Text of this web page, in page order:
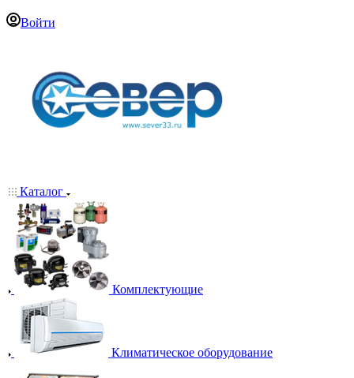
Войти
Каталог
Комплектующие
Климатическое оборудование